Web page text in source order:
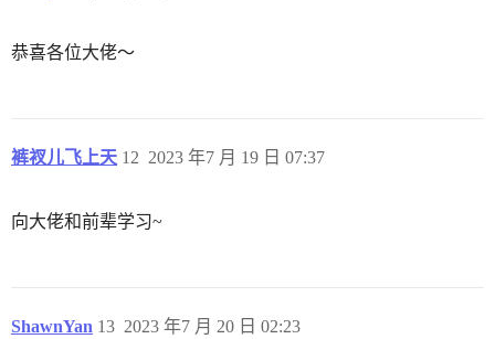
恭喜各位大佬～
裤衩儿飞上天 2023 年7 月 19 日 07:37
12
向大佬和前辈学习~
ShawnYan 2023 年7 月 20 日 02:23
13